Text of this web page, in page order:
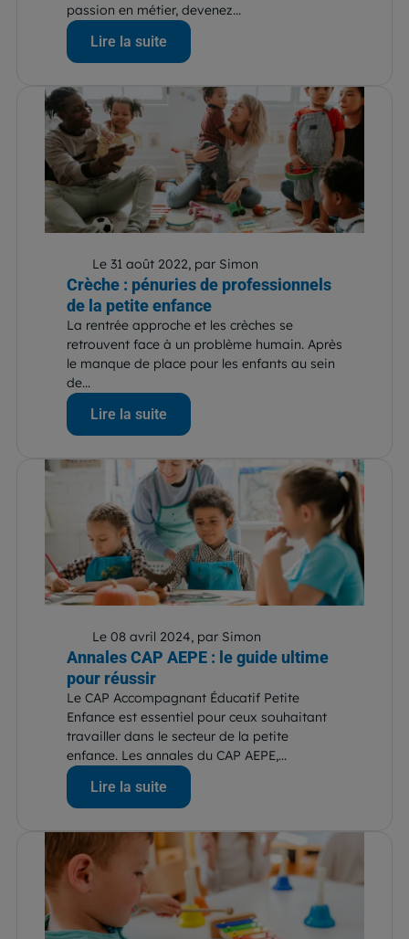
passion en métier, devenez...
Lire la suite
Le 31 août 2022, par Simon
Crèche : pénuries de professionnels
de la petite enfance
La rentrée approche et les crèches se
retrouvent face à un problème humain. Après
le manque de place pour les enfants au sein
de...
Lire la suite
Le 08 avril 2024, par Simon
Annales CAP AEPE : le guide ultime
pour réussir
Le CAP Accompagnant Éducatif Petite
Enfance est essentiel pour ceux souhaitant
travailler dans le secteur de la petite
enfance. Les annales du CAP AEPE,...
Lire la suite